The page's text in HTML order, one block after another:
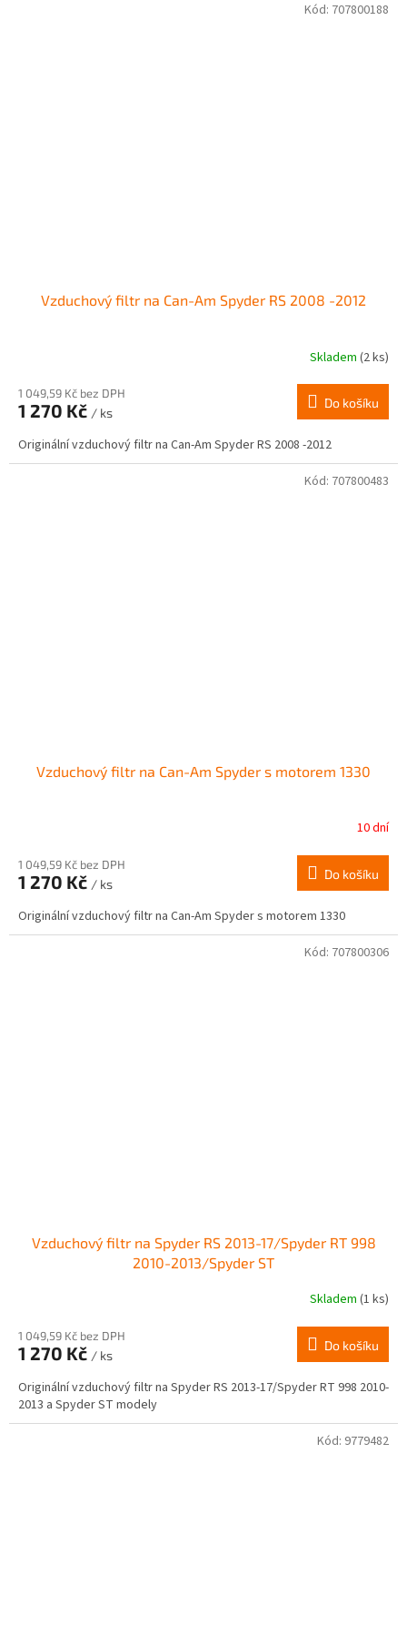
Vzduchový filtr na Can-Am Spyder RS 2008 -2012
Skladem (2 ks)
1 049,59 Kč bez DPH
1 270 Kč / ks
Do košíku
Originální vzduchový filtr na Can-Am Spyder RS 2008 -2012
Kód: 707800188
Vzduchový filtr na Can-Am Spyder s motorem 1330
10 dní
1 049,59 Kč bez DPH
1 270 Kč / ks
Do košíku
Originální vzduchový filtr na Can-Am Spyder s motorem 1330
Kód: 707800483
Vzduchový filtr na Spyder RS 2013-17/Spyder RT 998
2010-2013/Spyder ST
Skladem (1 ks)
1 049,59 Kč bez DPH
1 270 Kč / ks
Do košíku
Originální vzduchový filtr na Spyder RS 2013-17/Spyder RT 998 2010-
2013 a Spyder ST modely
Kód: 707800306
Kód: 9779482